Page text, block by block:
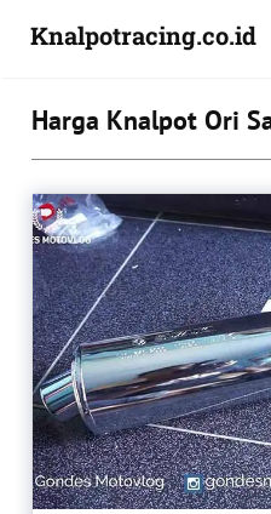
Knalpotracing.co.id
Harga Knalpot Ori